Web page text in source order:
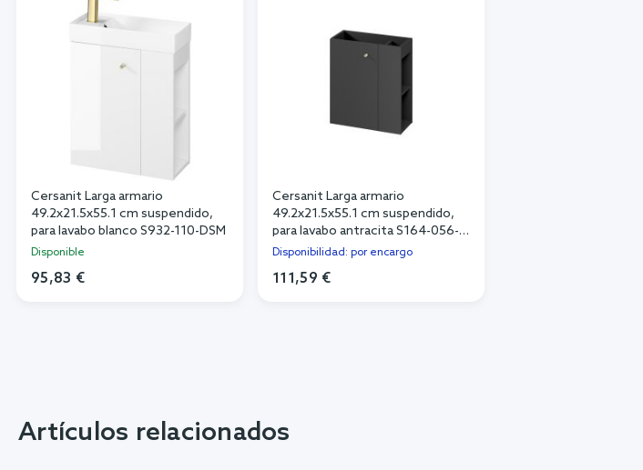
Cersanit Larga armario
49.2x21.5x55.1 cm suspendido,
para lavabo blanco S932-110-DSM
Disponible
95,83 €
Cersanit Larga armario
49.2x21.5x55.1 cm suspendido,
para lavabo antracita S164-056-
DSM
Disponibilidad: por encargo
111,59 €
Artículos relacionados